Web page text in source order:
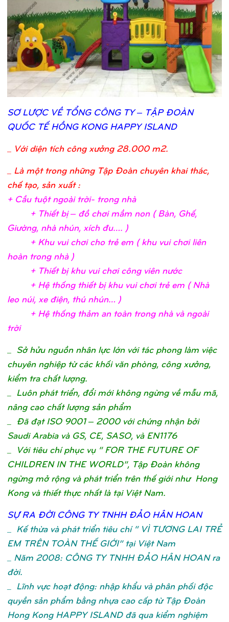
SƠLƯỢC VỀTỔNG CÔNG TY – TẬP ĐOÀN
QUỐC TẾHỒNG KONG HAPPY ISLAND
Với diện tích công xưởng 28.000 m2.
_ Là một trong những Tập Đoàn chuyên khai thác,
chế tạo, sản xuất :
+ Cầu tuột ngoài trời- trong nhà
+ Thiết bị– đồchơi mầm non ( Bàn, Ghế,
Giường, nhà nhún, xích đu…. )
+ Khu vui chơi cho trẻem ( khu vui chơi liên
hoàn trong nhà )
+ Thiết bịkhu vui chơi công viên nước
+ Hệthống thiết bịkhu vui chơi trẻem ( Nhà
leo núi, xe điện, thú nhún… )
+ Hệthống thảm an toàn trong nhà và ngoài
trời
Sở hửu nguồn nhân lực lớn với tác phong làm việc
chuyên nghiệp từ các khối văn phòng, công xưởng,
kiểm tra chất lượng.
_ Luôn phát triển, đổi mới không ngừng về mẫu mã,
nâng cao chất lượng sản phẩm
_ Đã đạt ISO 9001 – 2000 với chứng nhận bởi
Saudi Arabia và GS, CE, SASO, và EN1176
_ Với tiêu chí phục vụ “ FOR THE FUTURE OF
CHILDREN IN THE WORLD”, Tập Đoàn không
ngừng mở rộng và phát triển trên thế giới như Hong
Kong và thiết thực nhất là tại Việt Nam.
SỰRA ĐỜI CÔNG TY TNHH ĐẢO HÂN HOAN
Kế thừa và phát triển tiêu chí “ VÌ TƯƠNG LAI TRẺ
EM TRÊN TOÀN THẾ GIỚI” tại Việt Nam
_ Năm 2008: CÔNG TY TNHH ĐẢO HÂN HOAN ra
đời.
_ Lĩnh vực hoạt động: nhập khẩu và phân phối độc
quyền sản phẩm bằng nhựa cao cấp từ Tập Đoàn
Hong Kong HAPPY ISLAND đã qua kiểm nghiệm